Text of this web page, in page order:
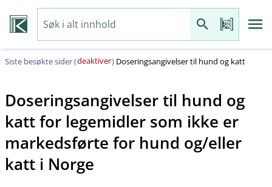
Siste besøkte sider (deaktiver) Doseringsangivelser til hund og katt
Doseringsangivelser til hund og
katt for legemidler som ikke er
markedsførte for hund og​/​eller
katt i Norge